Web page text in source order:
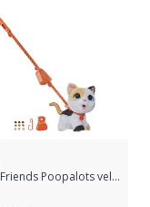
FurReal Friends Poopalots velká kočka